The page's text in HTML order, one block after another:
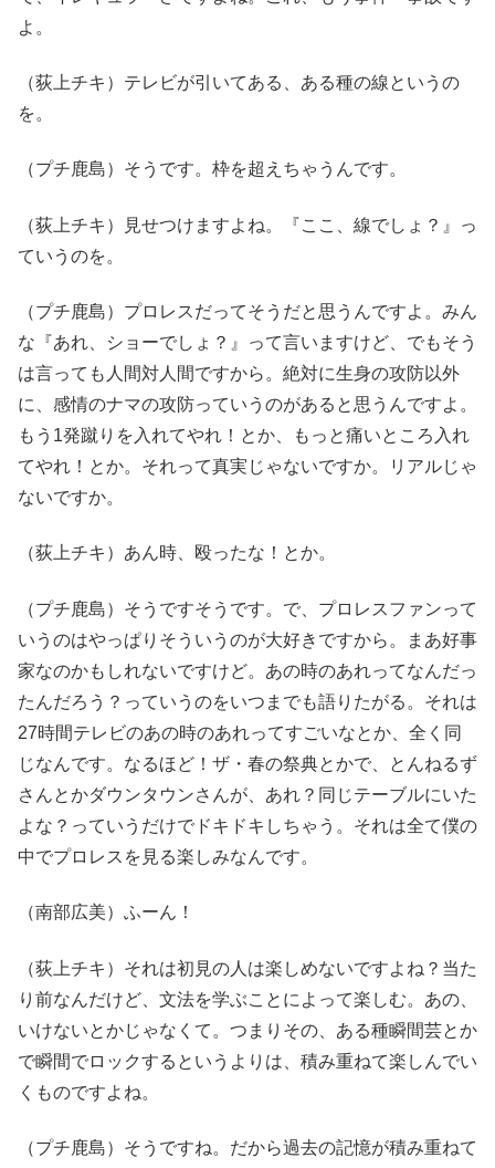
よ。
（荻上チキ）テレビが引いてある、ある種の線というの
を。
（プチ鹿島）そうです。枠を超えちゃうんです。
（荻上チキ）見せつけますよね。『ここ、線でしょ？』っ
ていうのを。
（プチ鹿島）プロレスだってそうだと思うんですよ。みん
な『あれ、ショーでしょ？』って言いますけど、でもそう
は言っても人間対人間ですから。絶対に生身の攻防以外
に、感情のナマの攻防っていうのがあると思うんですよ。
もう1発蹴りを入れてやれ！とか、もっと痛いところ入れ
てやれ！とか。それって真実じゃないですか。リアルじゃ
ないですか。
（荻上チキ）あん時、殴ったな！とか。
（プチ鹿島）そうですそうです。で、プロレスファンって
いうのはやっぱりそういうのが大好きですから。まあ好事
家なのかもしれないですけど。あの時のあれってなんだっ
たんだろう？っていうのをいつまでも語りたがる。それは
27時間テレビのあの時のあれってすごいなとか、全く同
じなんです。なるほど！ザ・春の祭典とかで、とんねるず
さんとかダウンタウンさんが、あれ？同じテーブルにいた
よな？っていうだけでドキドキしちゃう。それは全て僕の
中でプロレスを見る楽しみなんです。
（南部広美）ふーん！
（荻上チキ）それは初見の人は楽しめないですよね？当た
り前なんだけど、文法を学ぶことによって楽しむ。あの、
いけないとかじゃなくて。つまりその、ある種瞬間芸とか
で瞬間でロックするというよりは、積み重ねて楽しんでい
くものですよね。
（プチ鹿島）そうですね。だから過去の記憶が積み重ねて